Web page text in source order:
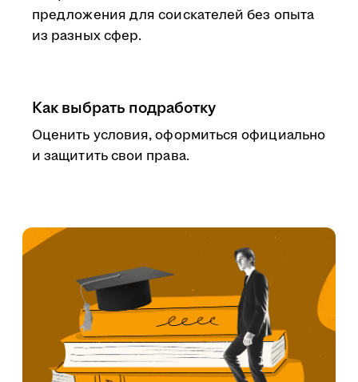
предложения для соискателей без опыта
из разных сфер.
Как выбрать подработку
Оценить условия, оформиться официально
и защитить свои права.